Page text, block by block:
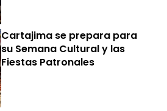
Cartajima se prepara para
su Semana Cultural y las
Fiestas Patronales